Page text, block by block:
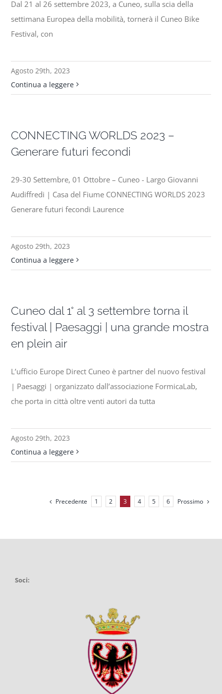
Dal 21 al 26 settembre 2023, a Cuneo, sulla scia della
settimana Europea della mobilità, tornerà il Cuneo Bike
Festival, con
Agosto 29th, 2023
Continua a leggere
CONNECTING WORLDS 2023 –
Generare futuri fecondi
29-30 Settembre, 01 Ottobre – Cuneo - Largo Giovanni
Audiffredi | Casa del Fiume CONNECTING WORLDS 2023
Generare futuri fecondi Laurence
Agosto 29th, 2023
Continua a leggere
Cuneo dal 1° al 3 settembre torna il
festival | Paesaggi | una grande mostra
en plein air
L’ufficio Europe Direct Cuneo è partner del nuovo festival
| Paesaggi | organizzato dall’associazione FormicaLab,
che porta in città oltre venti autori da tutta
Agosto 29th, 2023
Continua a leggere
Precedente 1 2 3 4 5 6 Prossimo
Soci: